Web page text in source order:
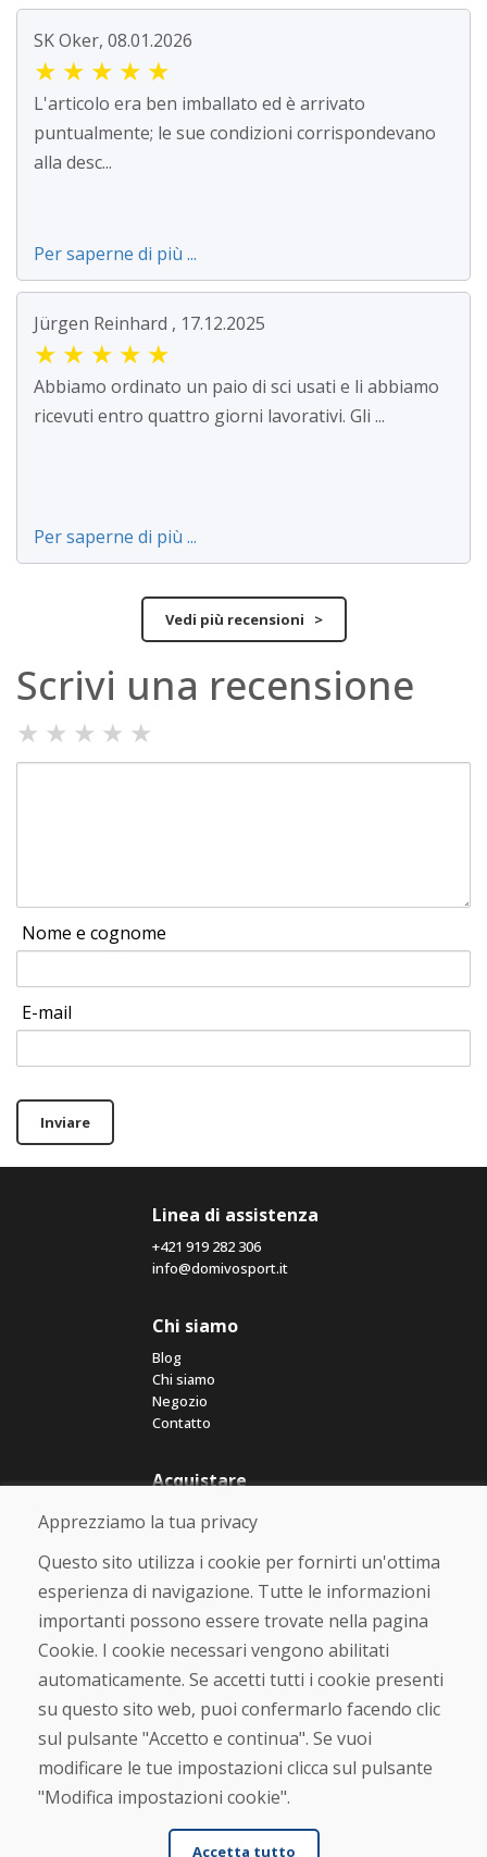
SK Oker, 08.01.2026
★ ★ ★ ★ ★
L'articolo era ben imballato ed è arrivato
puntualmente; le sue condizioni corrispondevano
alla desc...
Per saperne di più ...
Jürgen Reinhard , 17.12.2025
★ ★ ★ ★ ★
Abbiamo ordinato un paio di sci usati e li abbiamo
ricevuti entro quattro giorni lavorativi. Gli ...
Per saperne di più ...
Vedi più recensioni >
Scrivi una recensione
★ ★ ★ ★ ★
Nome e cognome
E-mail
Inviare
Linea di assistenza
+421 919 282 306
info@domivosport.it
Chi siamo
Blog
Chi siamo
Negozio
Contatto
Acquistare
Negozio online
Termini e condizioni commerciali
Spedizione e pagamento
Reso e cambio merce
Protezione dei dati personali
Cookies
Verificato dai clienti
★★★★★
Apprezziamo la tua privacy
Questo sito utilizza i cookie per fornirti un'ottima
esperienza di navigazione. Tutte le informazioni
importanti possono essere trovate nella pagina
Cookie. I cookie necessari vengono abilitati
automaticamente. Se accetti tutti i cookie presenti
su questo sito web, puoi confermarlo facendo clic
sul pulsante "Accetto e continua". Se vuoi
modificare le tue impostazioni clicca sul pulsante
"Modifica impostazioni cookie".
Accetta tutto